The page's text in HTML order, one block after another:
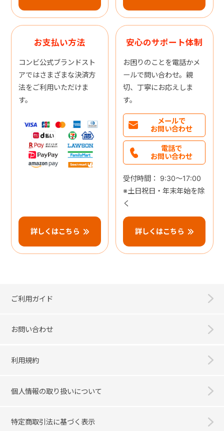
お支払い方法
コンビ公式ブランドスト
アではさまざまな決済方
法をご利用いただけま
す。
詳しくはこちら
安心のサポート体制
お困りのことを電話かメ
ールで問い合わせ。親
切、丁寧にお応えしま
す。
メールで
お問い合わせ
電話で
お問い合わせ
受付時間： 9:30～17:00
※土日祝日・年末年始を除
く
詳しくはこちら
ご利用ガイド
お問い合わせ
利用規約
個人情報の取り扱いについて
特定商取引法に基づく表示